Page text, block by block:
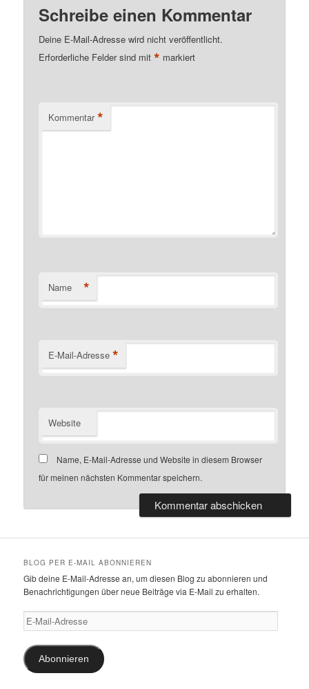
Schreibe einen Kommentar
Deine E-Mail-Adresse wird nicht veröffentlicht.
Erforderliche Felder sind mit* markiert
Kommentar *
Name *
E-Mail-Adresse *
Website
Name, E-Mail-Adresse und Website in diesem Browser
für meinen nächsten Kommentar speichern.
BLOG PER E-MAIL ABONNIEREN
Gib deine E-Mail-Adresse an, um diesen Blog zu abonnieren und
Benachrichtigungen über neue Beiträge via E-Mail zu erhalten.
E-
Mail-
Adresse
Abonnieren